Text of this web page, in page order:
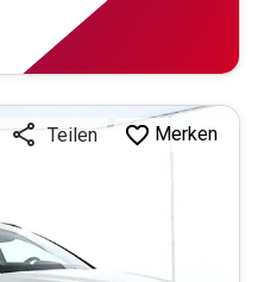
Teilen Merken